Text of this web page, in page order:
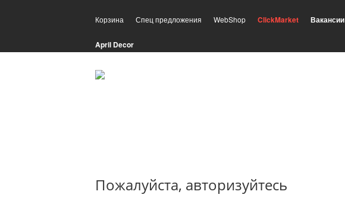
Корзина Спец предложения WebShop ClickMarket Вакансии
April Decor
Пожалуйста, авторизуйтесь